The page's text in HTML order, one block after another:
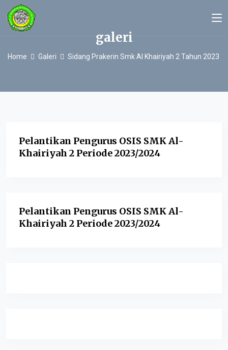
galeri
Home Galeri Sidang Prakerin Smk Al Khairiyah 2 Tahun 2023
Pelantikan Pengurus OSIS SMK Al-
Khairiyah 2 Periode 2023/2024
Pelantikan Pengurus OSIS SMK Al-
Khairiyah 2 Periode 2023/2024